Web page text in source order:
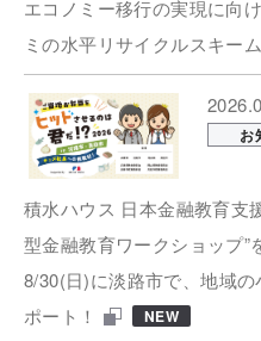
エコノミー移行の実現に向
ミの水平リサイクルスキー
お
積水ハウス 日本金融教育支
型金融教育ワークショップ”
8/30(日)に淡路市で、地域
ポート！
NEW